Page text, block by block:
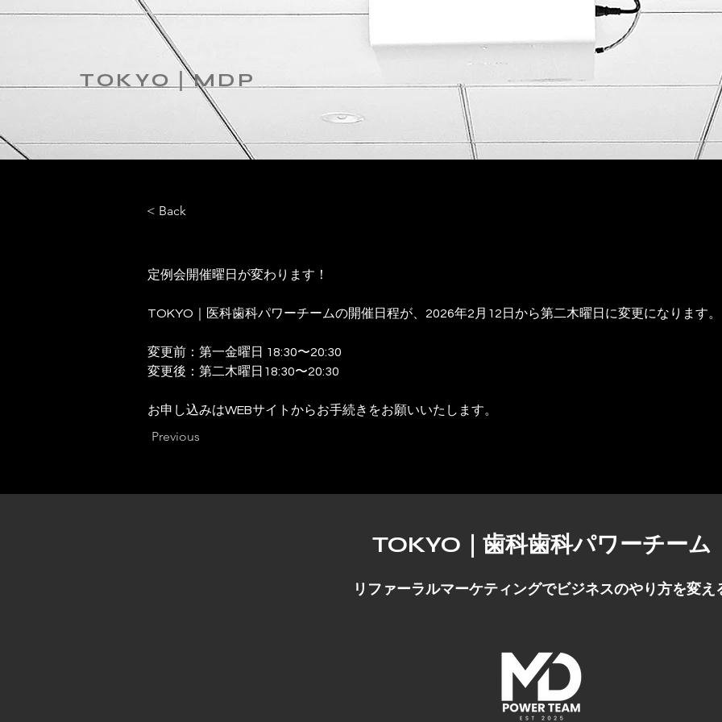
TOKYO｜MDP
< Back
定例会開催曜日が変わります！
TOKYO｜医科歯科パワーチームの開催日程が、2026年2月12日から第二木曜日に変更になります。
変更前：第一金曜日 18:30〜20:30
変更後：第二木曜日18:30〜20:30
お申し込みはWEBサイトからお手続きをお願いいたします。
Previous
TOKYO｜歯科歯科パワーチーム
リファーラルマーケティングでビジネスのやり方を変え